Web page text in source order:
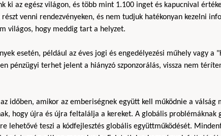
ki az egész világon, és több mint 1.100 inget és kapucnival
részt venni rendezvényeken, és nem tudjuk hatékonyan kezelni
világos, hogy meddig tart a helyzet.
esetén, például az éves jogi és engedélyezési műhely vagy a
pénzügyi terhet jelent a hiányzó szponzorálás, vissza nem
időben, amikor az emberiségnek együtt kell működnie a
hogy újra és újra feltalálja a kereket. A globális problémáknak
lehetővé teszi a kódfejlesztés globális együttműködését.